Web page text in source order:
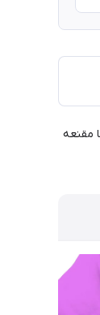
مقنعه